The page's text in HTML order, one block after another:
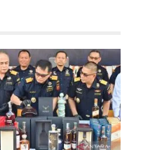
perekonomian